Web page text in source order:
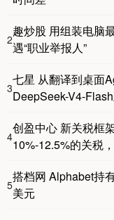
2
趣炒股 用组装电脑
遇“职业举报人”
3
七星 从翻译到桌面
DeepSeek-V4-
4
创盈中心 新关税框
10%-12.5%的关税
5
搭档网 Alphabet持
美元